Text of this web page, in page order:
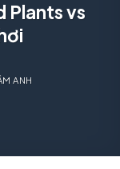
Plants vs
ANH